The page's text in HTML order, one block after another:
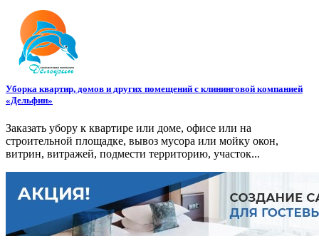
Уборка квартир, домов и других помещений с клининговой компанией
«Дельфин»
Заказать убору к квартире или доме, офисе или на
строительной площадке, вывоз мусора или мойку окон,
витрин, витражей, подмести территорию, участок...